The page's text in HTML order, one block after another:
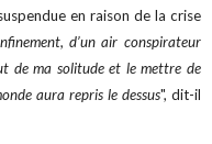
en raison de la crise
d’un air conspirateur
de ma solitude et le mettre de
aura repris le dessus", dit-il